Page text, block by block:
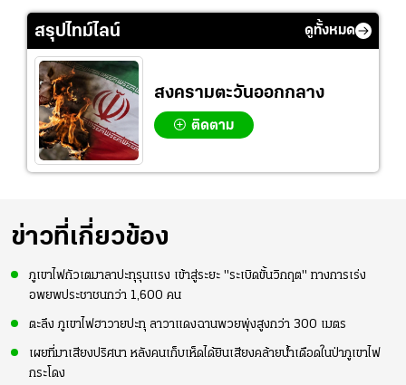
สรุปไทม์ไลน์ ดูทั้งหมด
สงครามตะวันออกกลาง
ติดตาม
ข่าวที่เกี่ยวข้อง
ภูเขาไฟกัวเตมาลาปะทุรุนแรง เข้าสู่ระยะ "ระเบิดขั้นวิกฤต" ทางการเร่ง
อพยพประชาชนกว่า 1,600 คน
ตะลึง ภูเขาไฟฮาวายปะทุ ลาวาแดงฉานพวยพุ่งสูงกว่า 300 เมตร
เผยที่มาเสียงปริศนา หลังคนเก็บเห็ดได้ยินเสียงคล้ายน้ำเดือดในป่าภูเขาไฟ
กระโดง